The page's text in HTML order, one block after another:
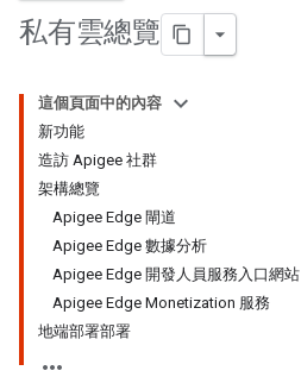
私有雲總覽
這個頁面中的內容
新功能
造訪 Apigee 社群
架構總覽
Apigee Edge 閘道
Apigee Edge 數據分析
Apigee Edge 開發人員服務入口網站
Apigee Edge Monetization 服務
地端部署部署